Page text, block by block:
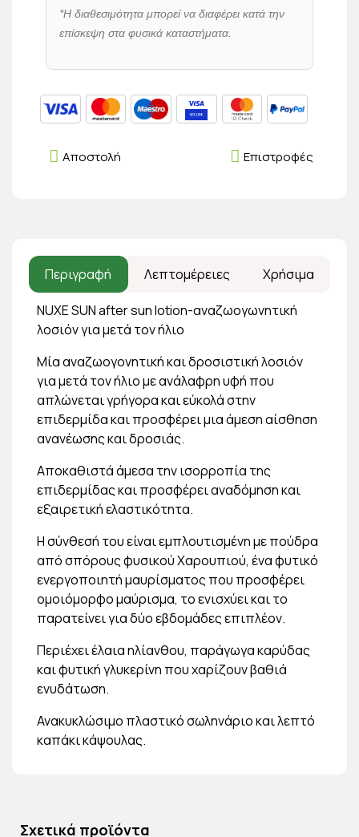
*Η διαθεσιμότητα μπορεί να διαφέρει κατά την
επίσκεψη στα φυσικά καταστήματα.
Επιστροφές
Αποστολή
Περιγραφή Λεπτομέρειες Χρήσιμα
NUXE SUN after sun lotion-αναζωογωνητική
λοσιόν για μετά τον ήλιο
Μία αναζωογονητική και δροσιστική λοσιόν
για μετά τον ήλιο με ανάλαφρη υφή που
απλώνεται γρήγορα και εύκολά στην
επιδερμίδα και προσφέρει μια άμεση αίσθηση
ανανέωσης και δροσιάς.
Αποκαθιστά άμεσα την ισορροπία της
επιδερμίδας και προσφέρει αναδόμηση και
εξαιρετική ελαστικότητα.
Η σύνθεσή του είναι εμπλουτισμένη με πούδρα
από σπόρους φυσικού Χαρουπιού, ένα φυτικό
ενεργοποιητή μαυρίσματος που προσφέρει
ομοιόμορφο μαύρισμα, το ενισχύει και το
παρατείνει για δύο εβδομάδες επιπλέον.
Περιέχει έλαια ηλίανθου, παράγωγα καρύδας
και φυτική γλυκερίνη που χαρίζουν βαθιά
ενυδάτωση.
Ανακυκλώσιμο πλαστικό σωληνάριο και λεπτό
καπάκι κάψουλας.
Σχετικά προϊόντα